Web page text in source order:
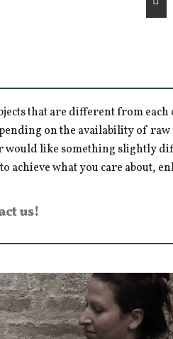
that are different from
on the availability of
would like something slightly
achieve what you care about,
us!